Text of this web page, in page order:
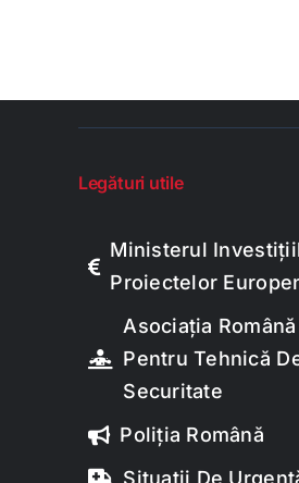
Legături utile
Ministerul
Proiectelor
Asociația Română
Pentru Tehnică
Securitate
Poliția Română
Situații De